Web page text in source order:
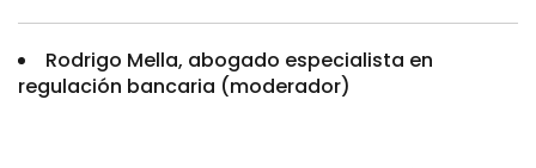
Rodrigo Mella, abogado especialista en
regulación bancaria (moderador)